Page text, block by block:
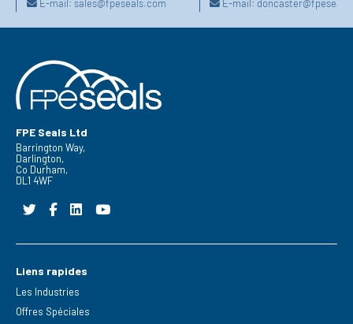
E-mail: sales@fpeseals.com
E-mail:
FPE Seals Ltd
Barrington Way,
Darlington,
Co Durham,
DL1 4WF
Liens rapides
Les Industries
Offres Spéciales